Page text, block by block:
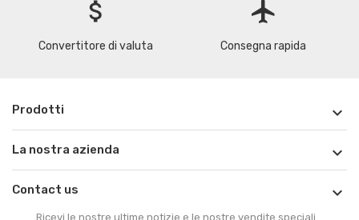
attach_money
Convertitore di valuta
flight
Consegna rapida
Prodotti 
La nostra azienda 
Contact us 
Ricevi le nostre ultime notizie e le nostre vendite speciali